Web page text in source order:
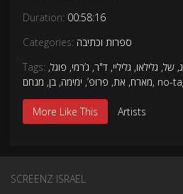
Duration: 00:58:16
Categories: ספרות וכתיבה
Tags:
,של, גלילאו, גליליי,ד"ר, ג’רמי, פוגל,
מארח, את, פרופ’, ימימה,בן, מנחם , no-
More Like This Artists
SCREENZ ISRAEL